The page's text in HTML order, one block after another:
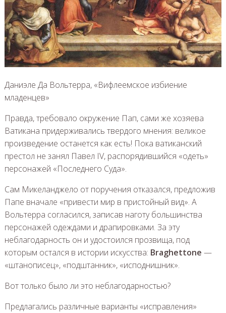
Даниэле Да Вольтерра, «Вифлеемское избиение
младенцев»
Правда, требовало окружение Пап, сами же хозяева
Ватикана придерживались твердого мнения: великое
произведение останется как есть! Пока ватиканский
престол не занял Павел IV, распорядившийся «одеть»
персонажей «Последнего Суда».
Сам Микеланджело от поручения отказался, предложив
Папе вначале «привести мир в пристойный вид». А
Вольтерра согласился, записав наготу большинства
персонажей одеждами и драпировками. За эту
неблагодарность он и удостоился прозвища, под
которым остался в истории искусства: Braghettone —
«штанописец», «подштанник», «исподнишник».
Вот только было ли это неблагодарностью?
Предлагались различные варианты «исправления»